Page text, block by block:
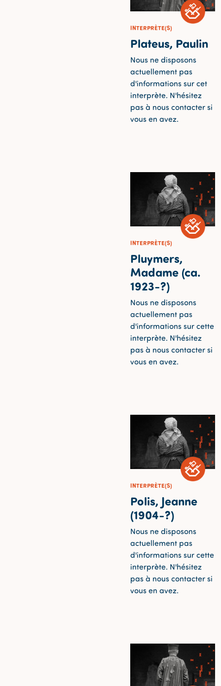
INTERPRÈTE(S)
Plateus, Paulin
Nous ne disposons
actuellement pas
d'informations sur cet
interprète. N'hésitez
pas à nous contacter si
vous en avez.
INTERPRÈTE(S)
Pluymers,
Madame (ca.
1923-?)
Nous ne disposons
actuellement pas
d'informations sur cette
interprète. N'hésitez
pas à nous contacter si
vous en avez.
INTERPRÈTE(S)
Polis, Jeanne
(1904-?)
Nous ne disposons
actuellement pas
d'informations sur cette
interprète. N'hésitez
pas à nous contacter si
vous en avez.